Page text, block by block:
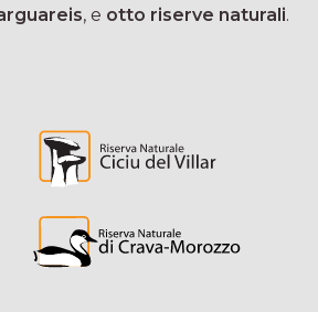
, e otto riserve naturali.